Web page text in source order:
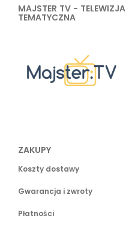
MAJSTER TV - TELEWIZJA
TEMATYCZNA
ZAKUPY
Koszty dostawy
Gwarancja i zwroty
Płatności